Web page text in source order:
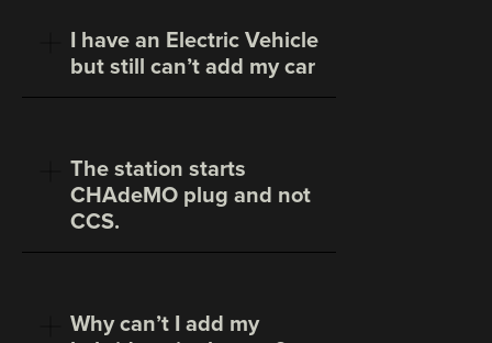
I have an Electric Vehicle
but still can’t add my car
The station starts
CHAdeMO plug and not
CCS.
Why can’t I add my